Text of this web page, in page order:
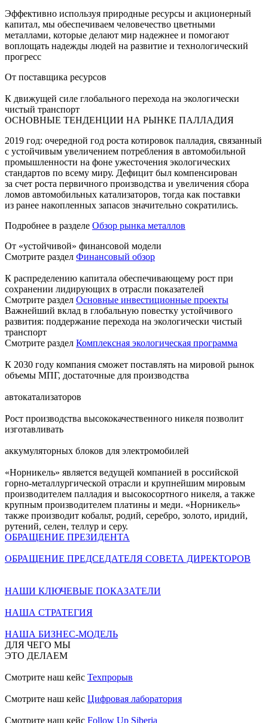
Эффективно используя природные ресурсы и акционерный
капитал, мы обеспечиваем человечество цветными
металлами, которые делают мир надежнее и помогают
воплощать надежды людей на развитие и технологический
прогресс
От поставщика ресурсов
К движущей силе глобального перехода на экологически
чистый транспорт
ОСНОВНЫЕ ТЕНДЕНЦИИ НА РЫНКЕ ПАЛЛАДИЯ
2019 год: очередной год роста котировок палладия, связанный
с устойчивым увеличением потребления в автомобильной
промышленности на фоне ужесточения экологических
стандартов по всему миру. Дефицит был компенсирован
за счет роста первичного производства и увеличения сбора
ломов автомобильных катализаторов, тогда как поставки
из ранее накопленных запасов значительно сократились.
Подробнее в разделе Обзор рынка металлов
От «устойчивой» финансовой модели
Смотрите раздел Финансовый обзор
К распределению капитала обеспечивающему рост при
сохранении лидирующих в отрасли показателей
Смотрите раздел Основные инвестиционные проекты
Важнейший вклад в глобальную повестку устойчивого
развития: поддержание перехода на экологически чистый
транспорт
Смотрите раздел Комплексная экологическая программа
К 2030 году компания сможет поставлять на мировой рынок
объемы МПГ, достаточные для производства
автокатализаторов
Рост производства высококачественного никеля позволит
изготавливать
аккумуляторных блоков для электромобилей
«Норникель» является ведущей компанией в российской
горно-металлургической отрасли и крупнейшим мировым
производителем палладия и высокосортного никеля, а также
крупным производителем платины и меди. «Норникель»
также производит кобальт, родий, серебро, золото, иридий,
рутений, селен, теллур и серу.
ОБРАЩЕНИЕ ПРЕЗИДЕНТА
ОБРАЩЕНИЕ ПРЕДСЕДАТЕЛЯ СОВЕТА ДИРЕКТОРОВ
НАШИ КЛЮЧЕВЫЕ ПОКАЗАТЕЛИ
НАША СТРАТЕГИЯ
НАША БИЗНЕС-МОДЕЛЬ
ДЛЯ ЧЕГО МЫ
ЭТО ДЕЛАЕМ
Смотрите наш кейс Техпрорыв
Смотрите наш кейс Цифровая лаборатория
Смотрите наш кейс Follow Up Siberia